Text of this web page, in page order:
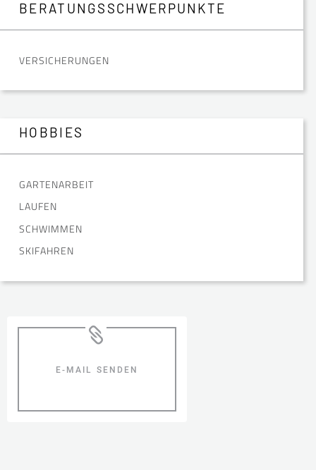
BERATUNGSSCHWERPUNKTE
VERSICHERUNGEN
HOBBIES
GARTENARBEIT
LAUFEN
SCHWIMMEN
SKIFAHREN
E-MAIL SENDEN